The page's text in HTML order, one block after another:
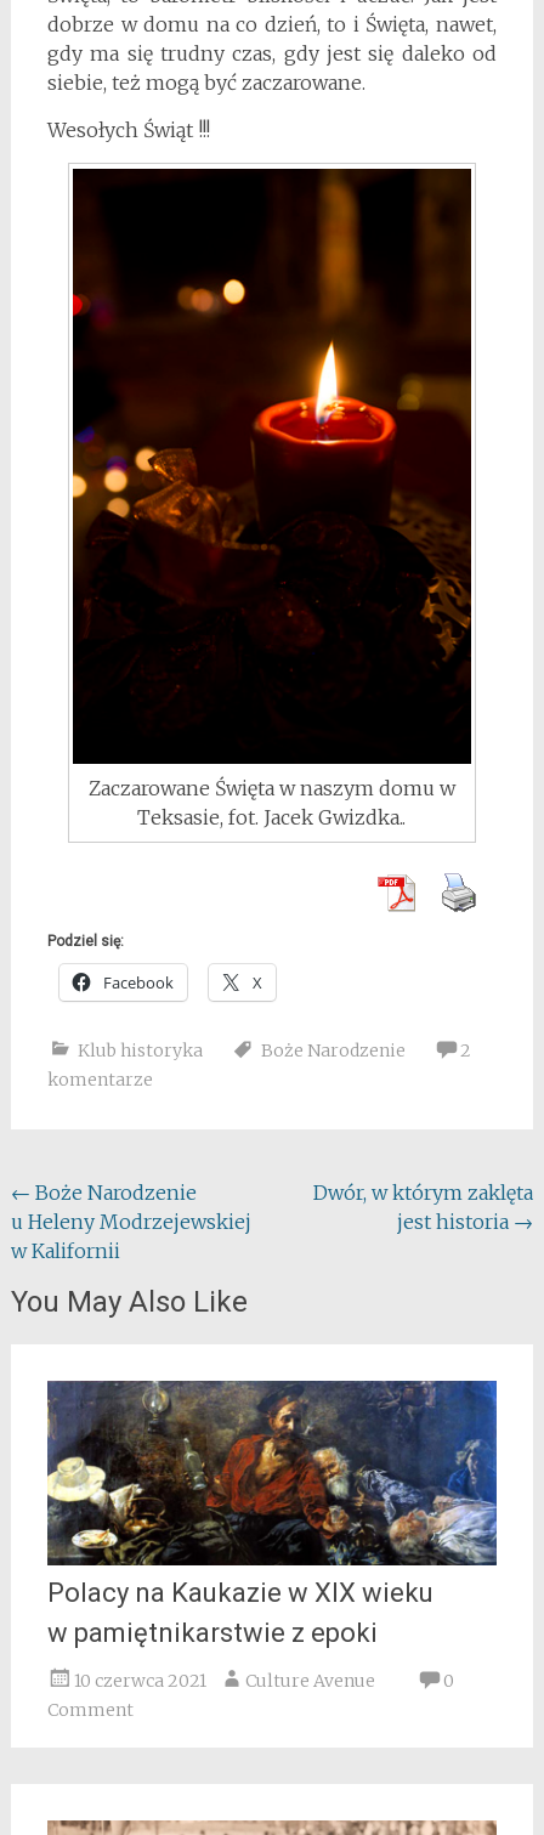
dobrze w domu na co dzień, to i Święta, nawet,
gdy ma się trudny czas, gdy jest się daleko od
siebie, też mogą być zaczarowane.
Wesołych Świąt !!!
Zaczarowane Święta w naszym domu w
Teksasie, fot. Jacek Gwizdka..
Podziel się:
Facebook X
Klub historyka Boże Narodzenie
2
komentarze
Post
navigation
← Boże Narodzenie
u Heleny Modrzejewskiej
w Kalifornii
Dwór, w którym zaklęta
jest historia →
You May Also Like
Polacy na Kaukazie w XIX wieku
w pamiętnikarstwie z epoki
10 czerwca 2021 Culture Avenue
0
Comment